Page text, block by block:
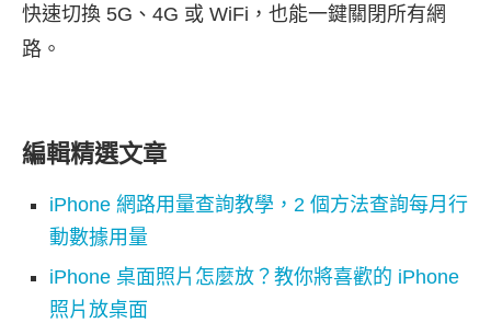
快速切換 5G、4G 或 WiFi，也能一鍵關閉所有網
路。
編輯精選文章
iPhone 網路用量查詢教學，2 個方法查詢每月行
動數據用量
iPhone 桌面照片怎麼放？教你將喜歡的 iPhone
照片放桌面